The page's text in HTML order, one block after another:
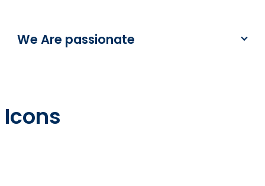
We Are passionate
Icons